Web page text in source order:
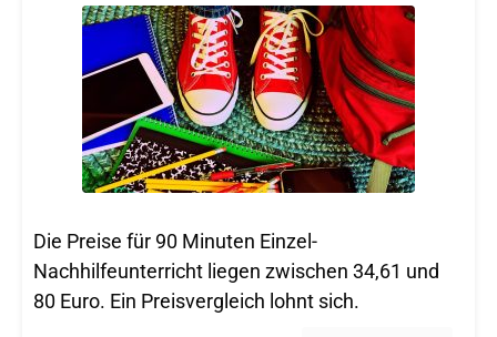
Die Preise für 90 Minuten Einzel-
Nachhilfeunterricht liegen zwischen 34,61 und
80 Euro. Ein Preisvergleich lohnt sich.